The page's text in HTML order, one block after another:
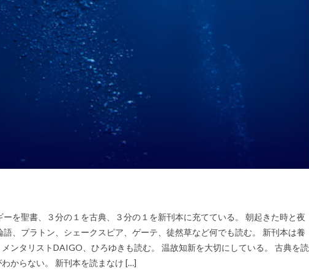
を聖書、３分の１を古典、３分の１を新刊本に充てている。 朝起きた時と夜
、プラトン、シェークスピア、ゲーテ、徒然草など何でも読む。 新刊本は養
ンタリストDAIGO、ひろゆきも読む。 温故知新を大切にしている。 古典を読
からない。 新刊本を読まなけ […]